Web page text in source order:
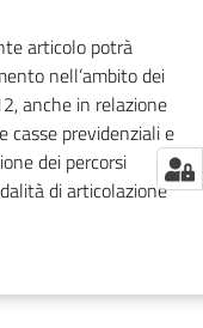
articolo potrà
nell’ambito dei
anche in relazione
casse previdenziali e
dei percorsi
di articolazione